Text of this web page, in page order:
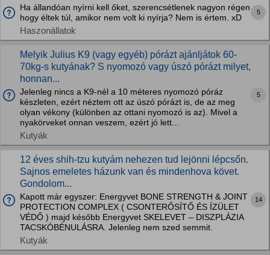
Ha állandóan nyírni kell őket, szerencsétlenek nagyon régen
hogy éltek túl, amikor nem volt ki nyírja? Nem is értem. xD
Haszonállatok
5
Melyik Julius K9 (vagy egyéb) pórázt ajánljátok 60-
70kg-s kutyának? S nyomozó vagy úszó pórázt milyet,
honnan...
Jelenleg nincs a K9-nél a 10 méteres nyomozó póráz
készleten, ezért néztem ott az úszó pórázt is, de az meg
olyan vékony (különben az ottani nyomozó is az). Mivel a
nyakörveket onnan veszem, ezért jó lett...
Kutyák
5
12 éves shih-tzu kutyám nehezen tud lejönni lépcsőn.
Sajnos emeletes házunk van és mindenhova követ.
Gondolom...
Kapott már egyszer: Energyvet BONE STRENGTH & JOINT
PROTECTION COMPLEX ( CSONTERŐSÍTŐ ÉS ÍZÜLET
VÉDŐ ) majd később Energyvet SKELEVET – DISZPLÁZIA
TACSKÓBÉNULÁSRA. Jelenleg nem szed semmit.
Kutyák
14